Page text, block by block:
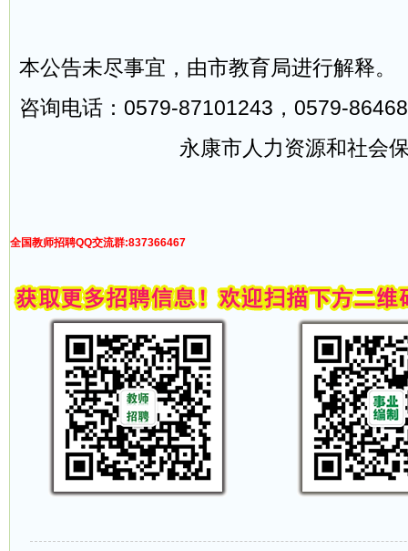
本公告未尽事宜，由市教育局进行解释。
咨询电话：0579-87101243，0579-
永康市人力资源和社会
全国教师招聘QQ交流群:837366467